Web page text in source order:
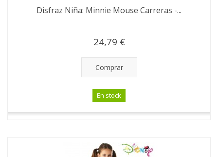
Disfraz Niña: Minnie Mouse Carreras -...
24,79 €
Comprar
En stock